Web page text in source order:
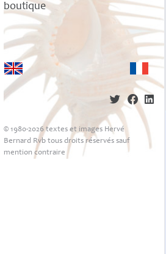
boutique
© 1980-2026 textes et images Hervé
Bernard Rvb tous droits réservés sauf
mention contraire